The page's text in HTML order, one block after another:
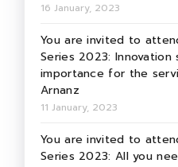
16 January, 2023
You are invited to
Series 2023: Innovation
importance for the
Arnanz
11 January, 2023
You are invited to
Series 2023: All you